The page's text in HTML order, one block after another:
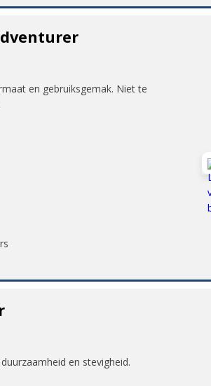
en gebruiksgemak. Niet te
en stevigheid.